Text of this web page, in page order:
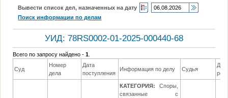
Вывести список дел, назначенных на дату
Поиск информации по делам
УИД: 78RS0002-01-2025-000440-68
Всего по запросу найдено -1
Суд
Номер
дела
Дата
поступления
Информация по делу Судья
КАТЕГОРИЯ:
Споры,
связанные с